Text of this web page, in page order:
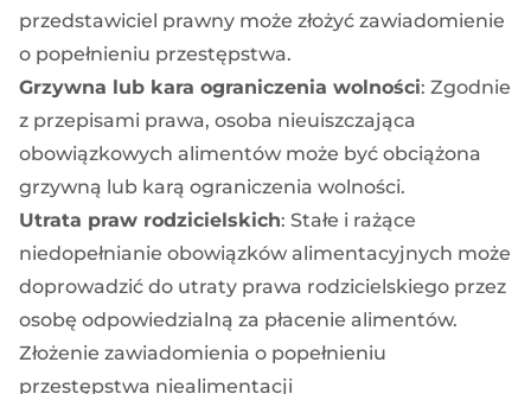
przedstawiciel prawny może złożyć zawiadomienie
o popełnieniu przestępstwa.
Grzywna lub kara ograniczenia wolności: Zgodnie
z przepisami prawa, osoba nieuiszczająca
obowiązkowych alimentów może być obciążona
grzywną lub karą ograniczenia wolności.
Utrata praw rodzicielskich: Stałe i rażące
niedopełnianie obowiązków alimentacyjnych może
doprowadzić do utraty prawa rodzicielskiego przez
osobę odpowiedzialną za płacenie alimentów.
Złożenie zawiadomienia o popełnieniu
przestępstwa niealimentacji